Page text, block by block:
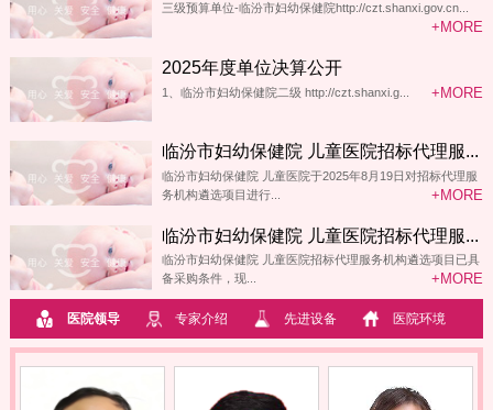
三级预算单位-临汾市妇幼保健院http://czt.shanxi.gov.cn...
+MORE
2025年度单位决算公开
1、临汾市妇幼保健院二级 http://czt.shanxi.g... +MORE
临汾市妇幼保健院 儿童医院招标代理服...
临汾市妇幼保健院 儿童医院于2025年8月19日对招标代理服
务机构遴选项目进行...
+MORE
临汾市妇幼保健院 儿童医院招标代理服...
临汾市妇幼保健院 儿童医院招标代理服务机构遴选项目已具
备采购条件，现...
+MORE
医院领导 专家介绍 先进设备 医院环境